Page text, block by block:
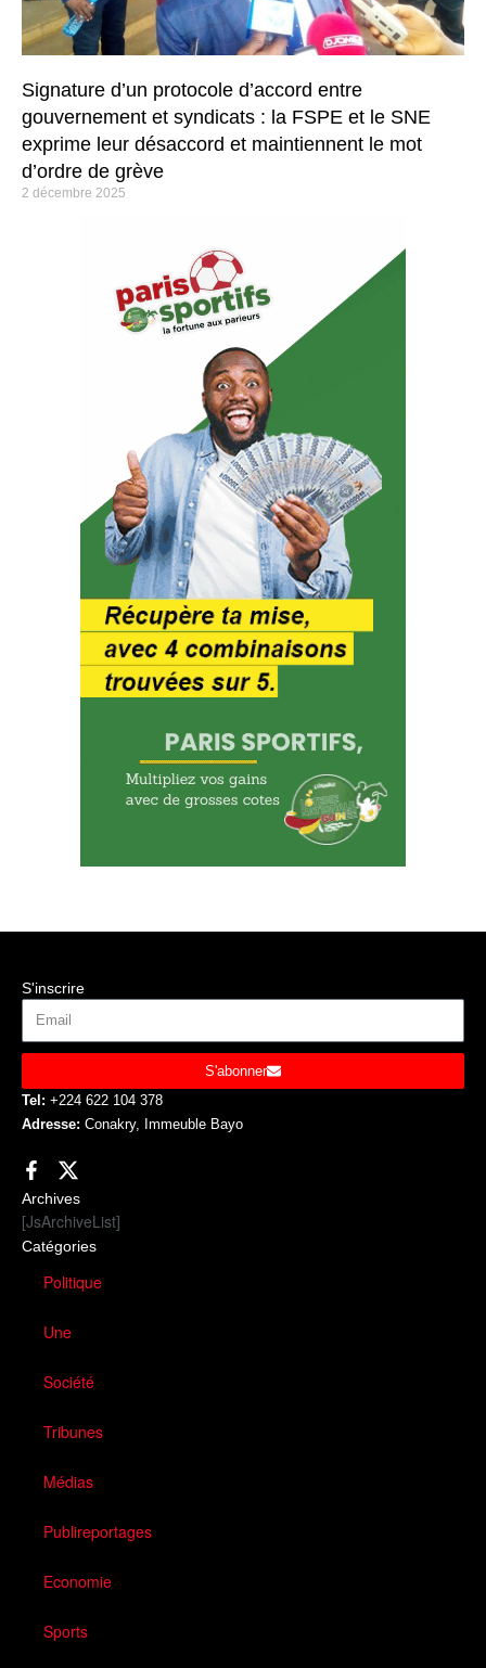
Signature d’un protocole d’accord entre
gouvernement et syndicats : la FSPE et le SNE
exprime leur désaccord et maintiennent le mot
d’ordre de grève
2 décembre 2025
Catégories
Politique
Une
Société
Tribunes
Médias
Publireportages
Economie
Sports
Archives
[JsArchiveList]
S'inscrire
S'abonner
Tel: +224 622 104 378
Adresse: Conakry, Immeuble Bayo